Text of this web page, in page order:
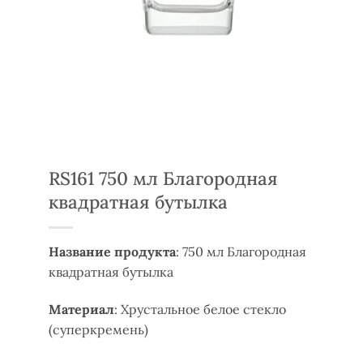
RS161 750 мл Благородная
квадратная бутылка
Название продукта: 750 мл Благородная
квадратная бутылка
Материал: Хрустальное белое стекло
(суперкремень)